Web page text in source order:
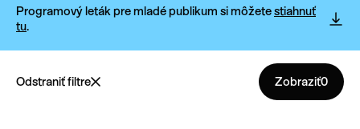
Programový leták pre mladé publikum si môžetestiahnuť
tu.
Odstraniť filtre Zobraziť0